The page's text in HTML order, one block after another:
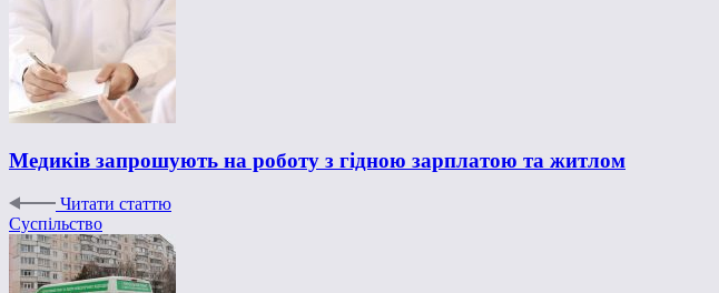
Медиків запрошують на роботу з гідною зарплатою та житлом
Читати статтю
Суспільство